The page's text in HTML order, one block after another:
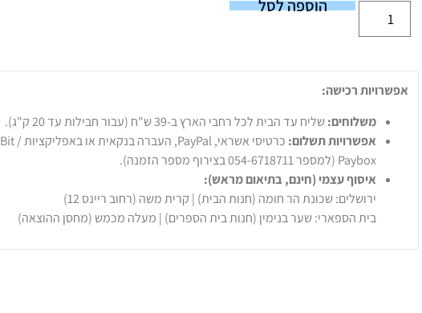
הוספה לסל
אפשרויות רכישה:
משלוחים:שליח עד הבית לכל רחבי הארץ ב-39 ש"ח (עבור חבילות עד 20 ק"ג).
אפשרויות תשלום:
כרטיסי אשראי, PayPal, העברה בנקאית או באפליקציות Bit /
Paybox (למספר 054-6718711 בצירוף מספר הזמנה).
איסוף עצמי (חינם, בתיאום מראש):
ירושלים: שכונת הר חומה (חנות הבית) | קרית משה (רחוב ריינס 12)
בית הספארי: שער בנימין (חנות בית הספרים) | מעלה מכמש (מחסן ההוצאה)